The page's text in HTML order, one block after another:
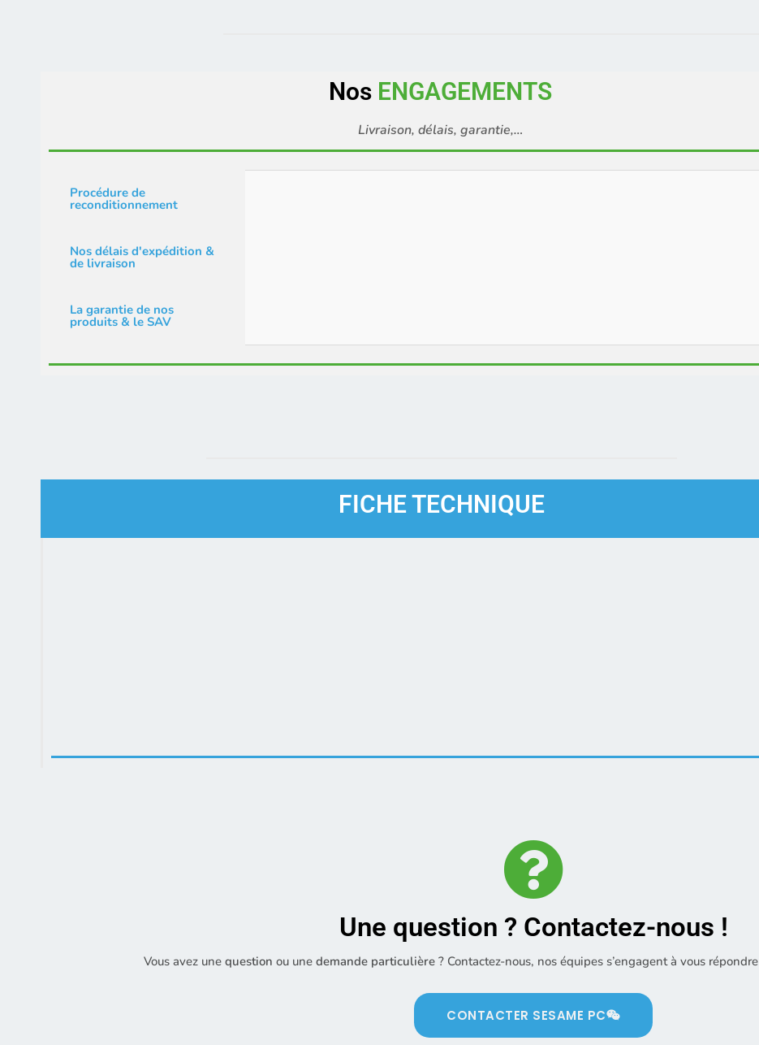
Nos ENGAGEMENTS
Livraison, délais, garantie,…
Procédure de
reconditionnement
Nos délais d'expédition &
de livraison
La garantie de nos
produits & le SAV
FICHE TECHNIQUE
Une question ? Contactez-nous !
Vous avez une question ou une demande particulière ? Contactez-nous, nos équipes s’engagent à vous répondre
CONTACTER SESAME PC